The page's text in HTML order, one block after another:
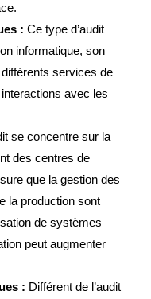
: Ce type d’audit
informatique, son
services de
avec les
se concentre sur la
des centres de
que la gestion des
la production sont
de systèmes
peut augmenter
: Différent de l’audit